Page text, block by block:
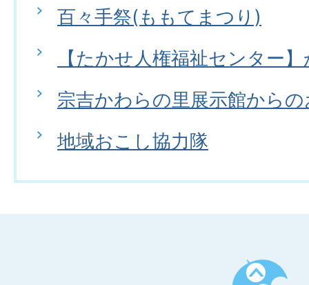
百々手祭(ももてまつり)
【たかせ人権福祉センター
宗吉かわらの里展示館から
地域おこし協力隊
ペ